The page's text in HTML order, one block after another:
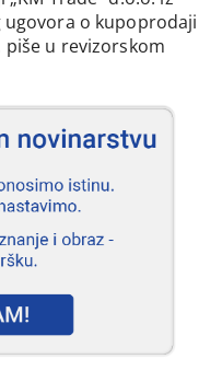
ugovora o kupoprodaji
u revizorskom